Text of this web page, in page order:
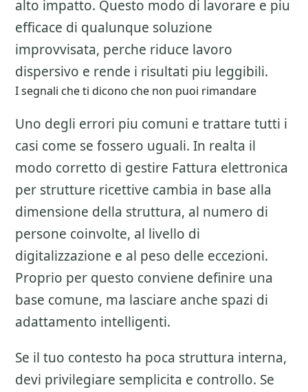
alto impatto. Questo modo di lavorare e piu
efficace di qualunque soluzione
improvvisata, perche riduce lavoro
dispersivo e rende i risultati piu leggibili.
I segnali che ti dicono che non puoi rimandare
Uno degli errori piu comuni e trattare tutti i
casi come se fossero uguali. In realta il
modo corretto di gestire Fattura elettronica
per strutture ricettive cambia in base alla
dimensione della struttura, al numero di
persone coinvolte, al livello di
digitalizzazione e al peso delle eccezioni.
Proprio per questo conviene definire una
base comune, ma lasciare anche spazi di
adattamento intelligenti.
Se il tuo contesto ha poca struttura interna,
devi privilegiare semplicita e controllo. Se